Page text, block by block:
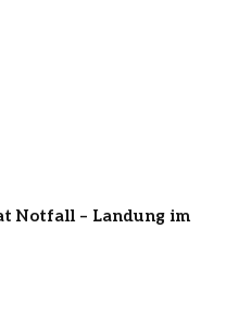
Notfall – Landung im